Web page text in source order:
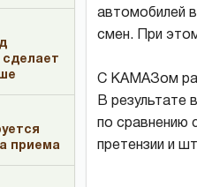
сделает
приема
автомобилей
смен. При
С КАМАЗом
В результате
по сравнению
претензии и